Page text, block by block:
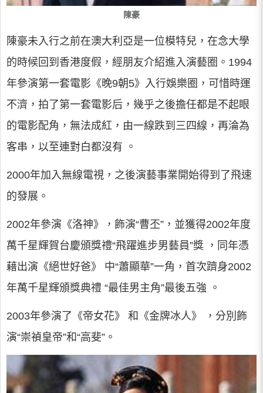
陳豪
陳豪未入行之前在澳大利亞是一位模特兒，在念大學
的時候回到香港度假，經朋友介紹進入演藝圈。1994
年參演第一套電影《晚9朝5》入行娛樂圈，可惜時運
不濟，拍了第一套電影后，幾乎之後擔任都是不起眼
的電影配角，無法成紅，由一線跌到三四線，再淪為
客串，以至連對白都沒有 。
2000年加入無線電視，之後演藝事業開始得到了飛速
的發展。
2002年參演《洛神》，飾演“曹丕”，並獲得2002年度
萬千星輝賀台慶頒獎禮“飛躍進步男藝員”獎 ，同年憑
藉出演《絕世好爸》 中“蕭顯華”一角，首次躋身2002
年萬千星輝頒獎典禮 “最佳男主角”最後五強 。
2003年參演了《帝女花》 和《金牌冰人》 ，分別飾
演“崇禎皇帝”和“高斐”。